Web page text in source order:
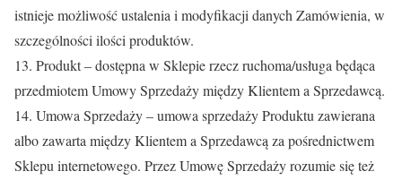
istnieje możliwość ustalenia i modyfikacji danych Zamówienia, w
szczególności ilości produktów.
13. Produkt – dostępna w Sklepie rzecz ruchoma/usługa będąca
przedmiotem Umowy Sprzedaży między Klientem a Sprzedawcą.
14. Umowa Sprzedaży – umowa sprzedaży Produktu zawierana
albo zawarta między Klientem a Sprzedawcą za pośrednictwem
Sklepu internetowego. Przez Umowę Sprzedaży rozumie się też